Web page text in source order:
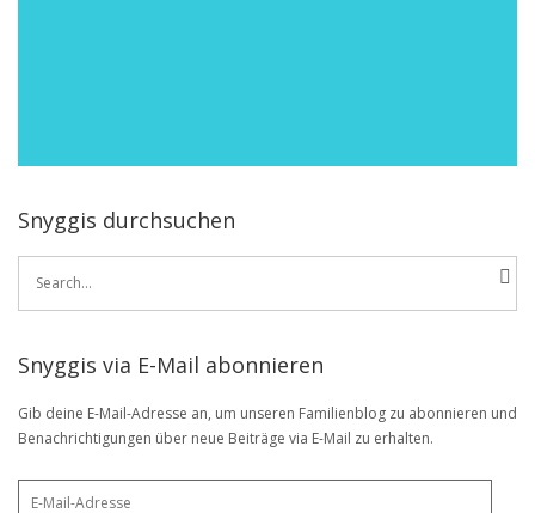
Snyggis durchsuchen
Search
Snyggis via E-Mail abonnieren
Gib deine E-Mail-Adresse an, um unseren Familienblog zu abonnieren und
Benachrichtigungen über neue Beiträge via E-Mail zu erhalten.